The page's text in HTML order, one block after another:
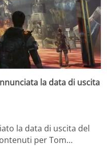
la data di uscita
la data di uscita del
per Tom…